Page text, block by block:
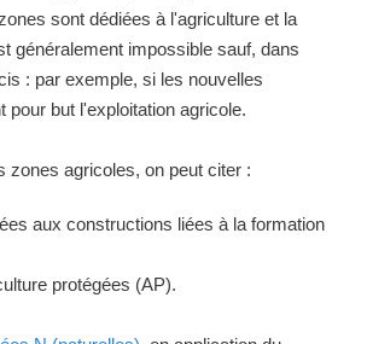
sont dédiées à l'agriculture et la
généralement impossible sauf, dans
: par exemple, si les nouvelles
pour but l'exploitation agricole.
zones agricoles, on peut citer :
aux constructions liées à la formation
protégées (AP).